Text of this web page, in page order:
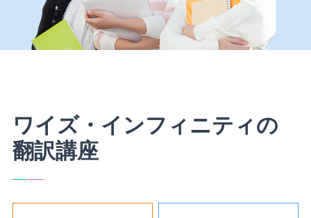
ワイズ・インフィニティの
翻訳講座